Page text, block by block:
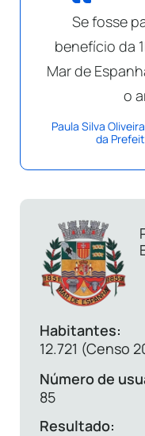
Se fosse
benefício da
Mar de
o
Paula Silva
da
Habitantes:
12.721 (Censo
Número de
85
Resultado: